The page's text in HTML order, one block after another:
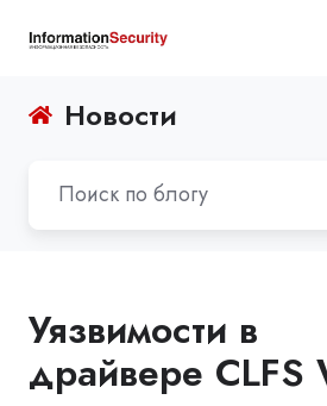
Новости
Уязвимости в
драйвере CLFS